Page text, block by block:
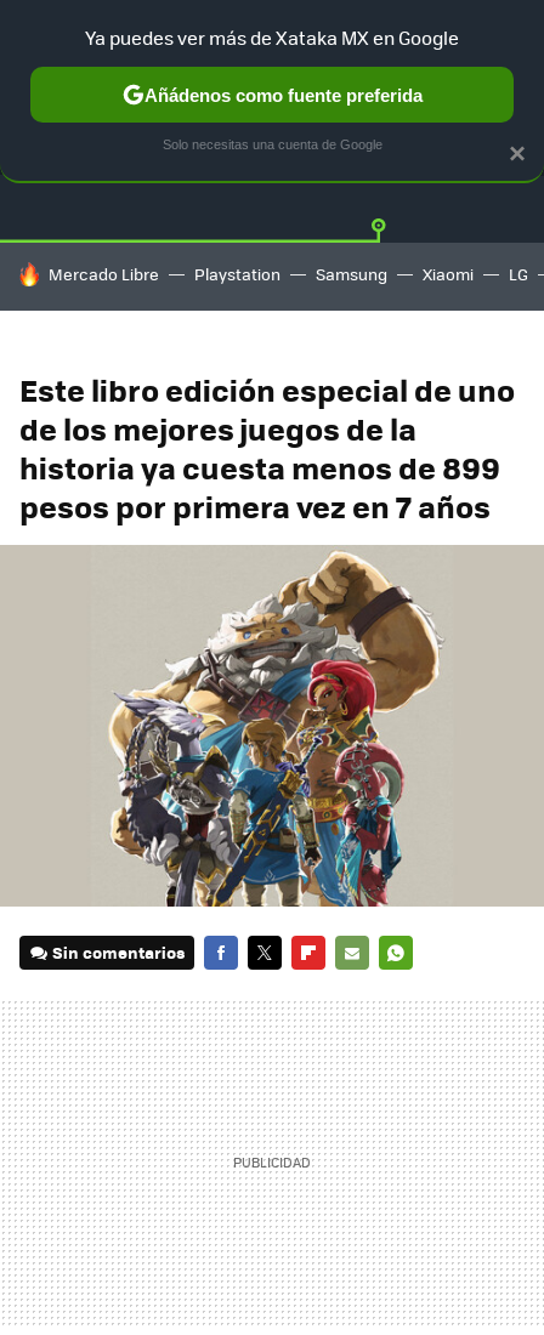
GUÍA DE COMPRAS MERCADO LIBRE
HOY SE HABLA DE
Mercado Libre Playstation Samsung Xiaomi LG
Este libro edición especial de uno
de los mejores juegos de la
historia ya cuesta menos de 899
pesos por primera vez en 7 años
Sin comentarios
MAIL
×
Ya puedes ver más de Xataka MX en Google
Añádenos como fuente preferida
Solo necesitas una cuenta de Google